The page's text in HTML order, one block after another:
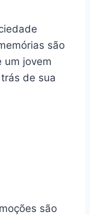
são
um jovem
de sua
são